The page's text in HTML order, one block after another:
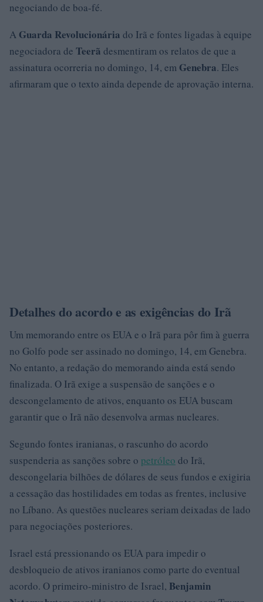
negociando de boa-fé.
A Guarda Revolucionária do Irã e fontes ligadas à equipe
negociadora de Teerã desmentiram os relatos de que a
assinatura ocorreria no domingo, 14, em Genebra. Eles
afirmaram que o texto ainda depende de aprovação interna.
Detalhes do acordo e as exigências do Irã
Um memorando entre os EUA e o Irã para pôr fim à guerra
no Golfo pode ser assinado no domingo, 14, em Genebra.
No entanto, a redação do memorando ainda está sendo
finalizada. O Irã exige a suspensão de sanções e o
descongelamento de ativos, enquanto os EUA buscam
garantir que o Irã não desenvolva armas nucleares.
Segundo fontes iranianas, o rascunho do acordo
suspenderia as sanções sobre o petróleo do Irã,
descongelaria bilhões de dólares de seus fundos e exigiria
a cessação das hostilidades em todas as frentes, inclusive
no Líbano. As questões nucleares seriam deixadas de lado
para negociações posteriores.
Israel está pressionando os EUA para impedir o
desbloqueio de ativos iranianos como parte do eventual
acordo. O primeiro-ministro de Israel, Benjamin